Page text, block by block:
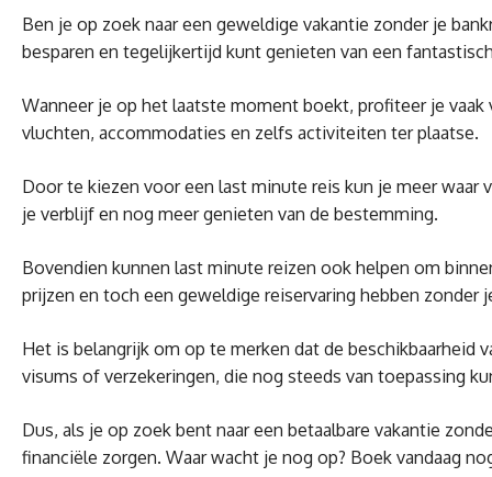
Ben je op zoek naar een geweldige vakantie zonder je
besparen en tegelijkertijd kunt genieten van een
Wanneer je op het laatste moment boekt, profiteer je
vluchten, accommodaties en zelfs activiteiten ter plaatse.
Door te kiezen voor een last minute reis kun je meer
je verblijf en nog meer genieten van de bestemming.
Bovendien kunnen last minute reizen ook helpen om
prijzen en toch een geweldige reiservaring hebben zonder
Het is belangrijk om op te merken dat de
visums of verzekeringen, die nog steeds van toepassing
Dus, als je op zoek bent naar een betaalbare vakantie
financiële zorgen. Waar wacht je nog op? Boek vandaag